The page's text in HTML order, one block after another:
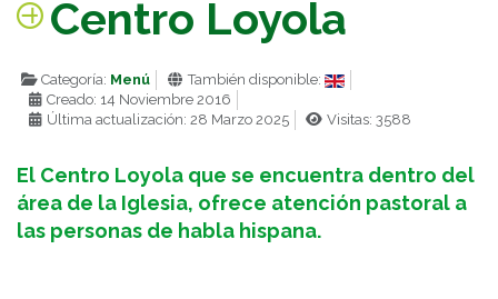
Centro Loyola
Categoría: Menú
También disponible:
Creado: 14 Noviembre 2016
Última actualización: 28 Marzo 2025
Visitas: 3588
El Centro Loyola que se encuentra dentro del
área de la Iglesia, ofrece atención pastoral a
las personas de habla hispana.